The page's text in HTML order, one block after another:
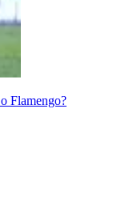
Flamengo?